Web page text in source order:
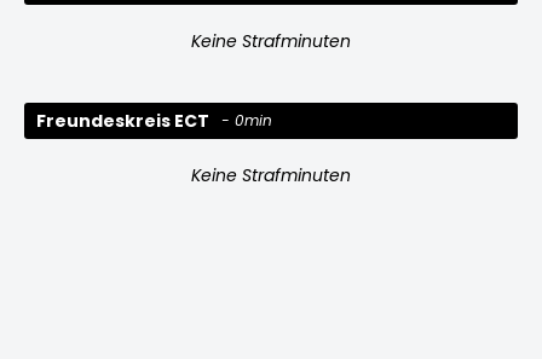
Keine Strafminuten
Freundeskreis ECT 0min
Keine Strafminuten